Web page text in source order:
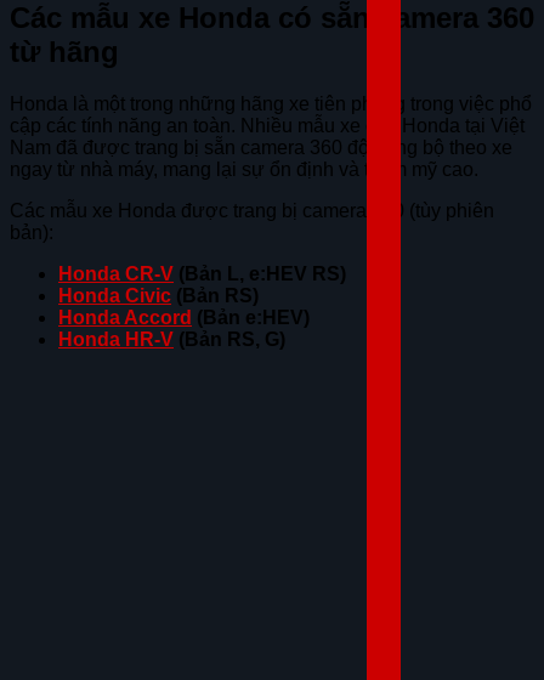
Các mẫu xe Honda có sẵn camera 360
từ hãng
Honda là một trong những hãng xe tiên phong trong việc phổ
cập các tính năng an toàn. Nhiều mẫu xe của Honda tại Việt
Nam đã được trang bị sẵn camera 360 độ đồng bộ theo xe
ngay từ nhà máy, mang lại sự ổn định và thẩm mỹ cao.
Các mẫu xe Honda được trang bị camera 360 (tùy phiên
bản):
Honda CR-V (Bản L, e:HEV RS)
Honda Civic (Bản RS)
Honda Accord (Bản e:HEV)
Honda HR-V (Bản RS, G)